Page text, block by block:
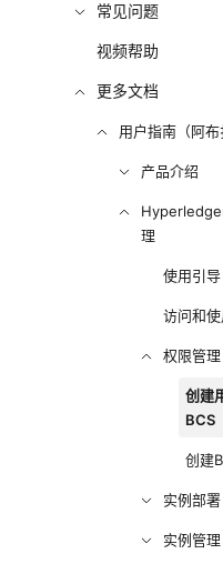
常见问题
视频帮助
更多文档
用户指南（阿布
产品介绍
理
使用引导
访问和使
权限管理
创建
BCS
创建
实例部署
实例管理